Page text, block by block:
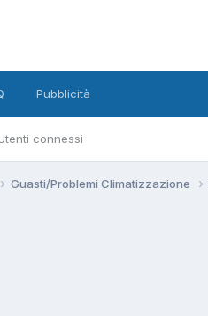
connessi
Pubblicità
Guasti/Problemi Climatizzazione